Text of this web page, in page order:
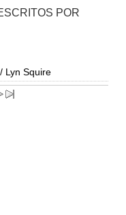
POR
/ Lyn Squire